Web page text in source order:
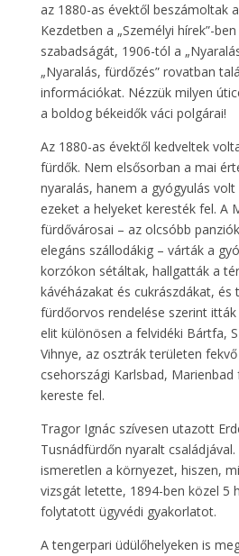
az 1880-as évektől beszámoltak
Kezdetben a „Személyi hírek”-
szabadságát, 1906-tól a
„Nyaralás, fürdőzés” rovatban
információkat. Nézzük milyen
a boldog békeidők váci polgárai!
Az 1880-as évektől kedveltek
fürdők. Nem elsősorban a mai
nyaralás, hanem a gyógyulás
ezeket a helyeket keresték fel. A
fürdővárosai – az olcsóbb
elegáns szállodákig – várták a
korzókon sétáltak, hallgatták a
kávéházakat és cukrászdákat, és
fürdőorvos rendelése szerint
elit különösen a felvidéki Bártfa,
Vihnye, az osztrák területen
csehországi Karlsbad,
kereste fel.
Tragor Ignác szívesen utazott
Tusnádfürdőn nyaralt
ismeretlen a környezet, hiszen,
vizsgát letette, 1894-ben közel 5
folytatott ügyvédi gyakorlatot.
A tengerpari üdülőhelyeken is